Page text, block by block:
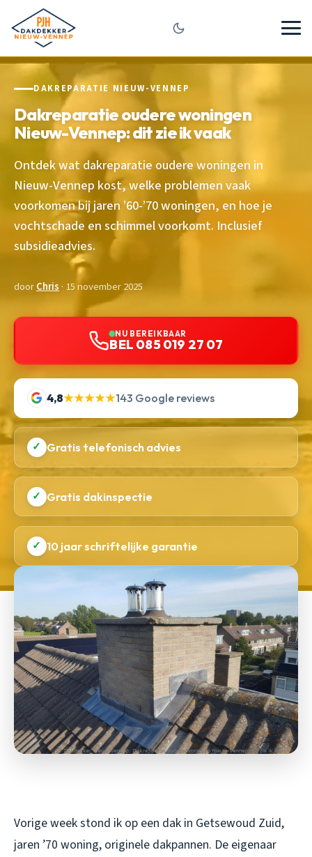
DAKREPARATIE NIEUW-VENNEP
Dakreparatie oudere woningen
Nieuw-Vennep: dit zie ik vaak
Ontdek wat dakreparatie oudere woningen in
Nieuw-Vennep kost, welke problemen vaak
voorkomen bij jaren ’60-’70 woningen, en hoe je
vochtschade en schimmel voorkomt. Inclusief
subsidieadvies.
doorChris · 15 november 2025
NU BEREIKBAAR
BEL 085 019 27 07
4,8★★★★★143 Google reviews
✓ Gratis telefonisch advies
✓ Gratis dakinspectie
✓ 10 jaar schriftelijke garantie
Vorige week stond ik op een dak in Getsewoud Zuid,
jaren ’70 woning, originele dakpannen. De eigenaar